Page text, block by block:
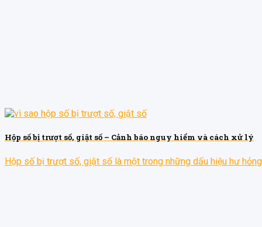
Hộp số bị trượt số, giật số – Cảnh báo nguy hiểm và cách xử lý
Hộp số bị trượt số, giật số là một trong những dấu hiệu hư hỏng